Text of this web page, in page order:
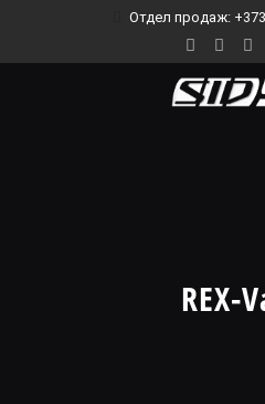
Отдел продаж: +373
REX-